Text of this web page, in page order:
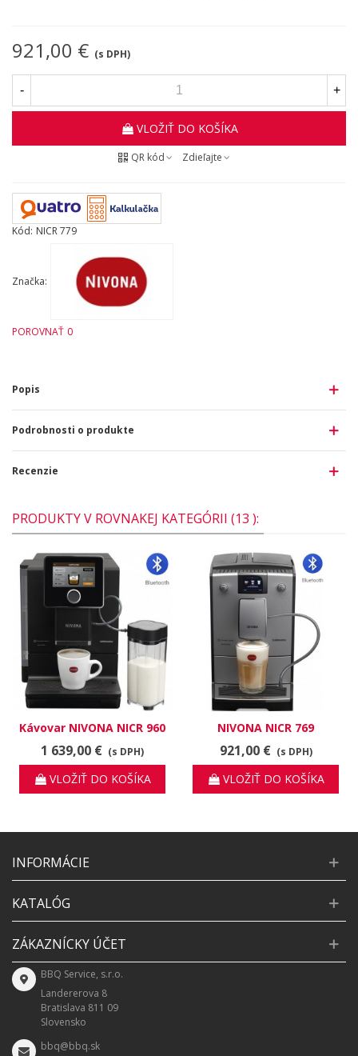
921,00 € (s DPH)
- +
VLOŽIŤ DO KOŠÍKA
QR kód Zdieľajte
Kód: NICR 779
Značka:
POROVNAŤ 0
Popis
Podrobnosti o produkte
Recenzie
PRODUKTY V ROVNAKEJ KATEGÓRII (13 ):
Kávovar NIVONA NICR 960
CafeRomatica
1 639,00 € (s DPH)
VLOŽIŤ DO KOŠÍKA
NIVONA NICR 769
921,00 € (s DPH)
VLOŽIŤ DO KOŠÍKA
INFORMÁCIE
KATALÓG
ZÁKAZNÍCKY ÚČET
BBQ Service, s.r.o.
Landererova 8
Bratislava 811 09
Slovensko
bbq@bbq.sk